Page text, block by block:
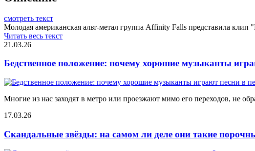
смотреть текст
Молодая американская альт-метал группа Affinity Falls представила
Читать весь текст
21.03.26
Бедственное положение: почему хорошие музыканты
Многие из нас заходят в метро или проезжают мимо его переходов, не
17.03.26
Скандальные звёзды: на самом ли деле они такие